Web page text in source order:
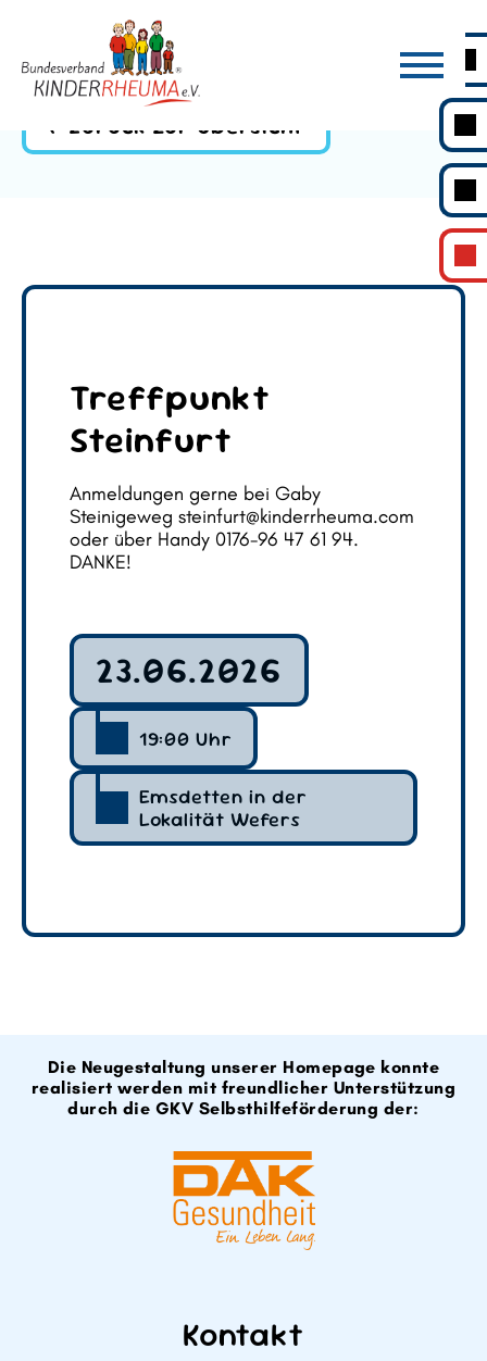
Zurück zur Übersicht
Treffpunkt
Steinfurt
Anmeldungen gerne bei Gaby
Steinigeweg steinfurt@kinderrheuma.com
oder über Handy 0176-96 47 61 94.
DANKE!
23.06.2026
19:00 Uhr
Emsdetten in der
Lokalität Wefers
Kontakt
Die Neugestaltung unserer Homepage konnte
realisiert werden mit freundlicher Unterstützung
durch die GKV Selbsthilfeförderung der: